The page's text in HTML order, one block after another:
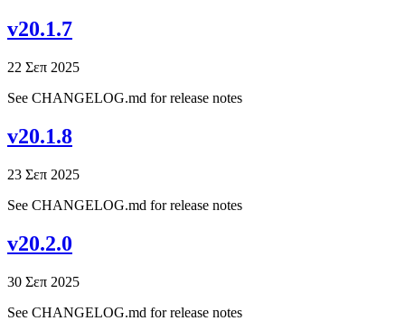
v20.1.7
22 Σεπ 2025
See CHANGELOG.md for release notes
v20.1.8
23 Σεπ 2025
See CHANGELOG.md for release notes
v20.2.0
30 Σεπ 2025
See CHANGELOG.md for release notes